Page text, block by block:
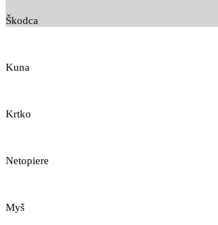
Škodca
Kuna
Krtko
Netopiere
Myš